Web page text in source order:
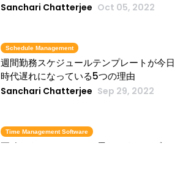
Sanchari Chatterjee Oct 05, 2022
Schedule Management
週間勤務スケジュールテンプレートが今日
時代遅れになっている5つの理由
Sanchari Chatterjee Sep 29, 2022
Time Management Software
正確なタイムクロック-異なるタイムゾーン